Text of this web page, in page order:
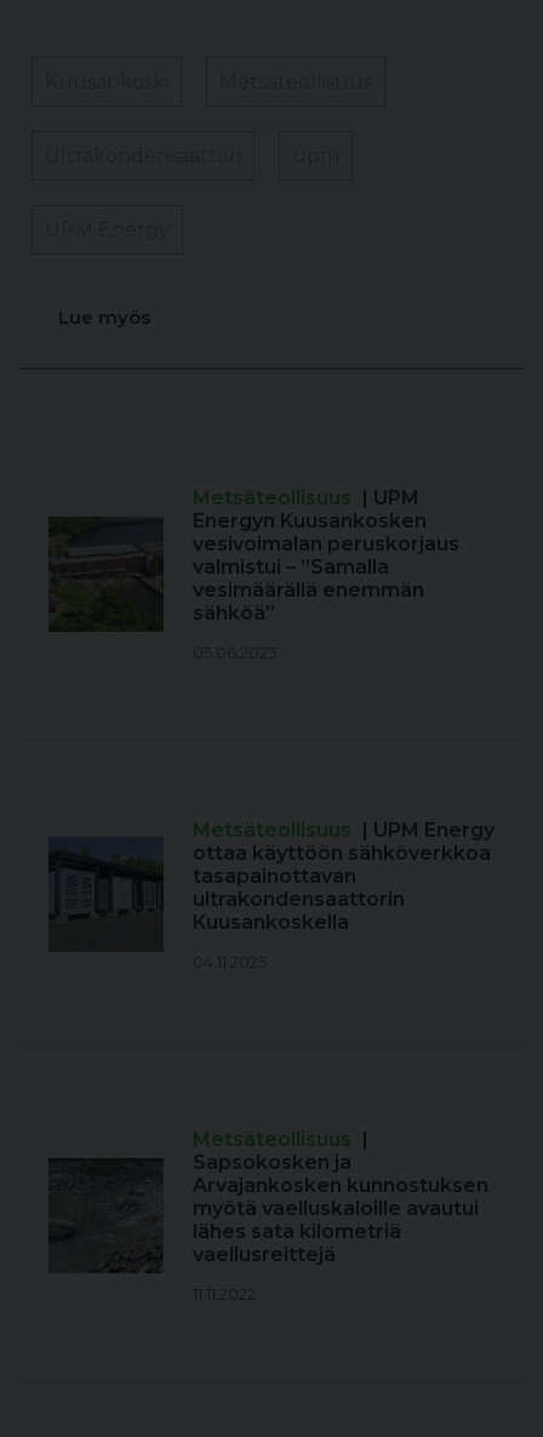
Lue myös
Metsäteollisuus | UPM
Energyn Kuusankosken
vesivoimalan peruskorjaus
valmistui – ”Samalla
vesimäärällä enemmän
sähköä”
05.06.2023
Metsäteollisuus | UPM Energy
ottaa käyttöön sähköverkkoa
tasapainottavan
ultrakondensaattorin
Kuusankoskella
04.11.2025
Metsäteollisuus |
Sapsokosken ja
Arvajankosken kunnostuksen
myötä vaelluskaloille avautui
lähes sata kilometriä
vaellusreittejä
11.11.2022